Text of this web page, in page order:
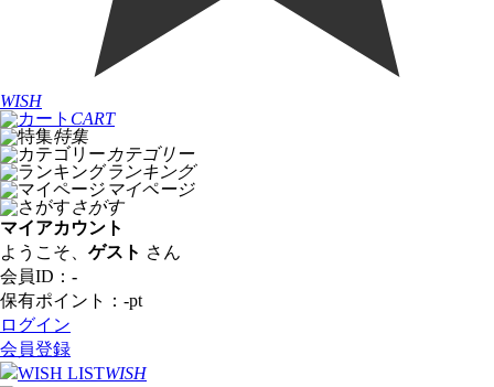
WISH
CART
特集
カテゴリー
ランキング
マイページ
さがす
マイアカウント
ようこそ、 ゲスト さん
会員ID： -
保有ポイント： -pt
ログイン
会員登録
WISH